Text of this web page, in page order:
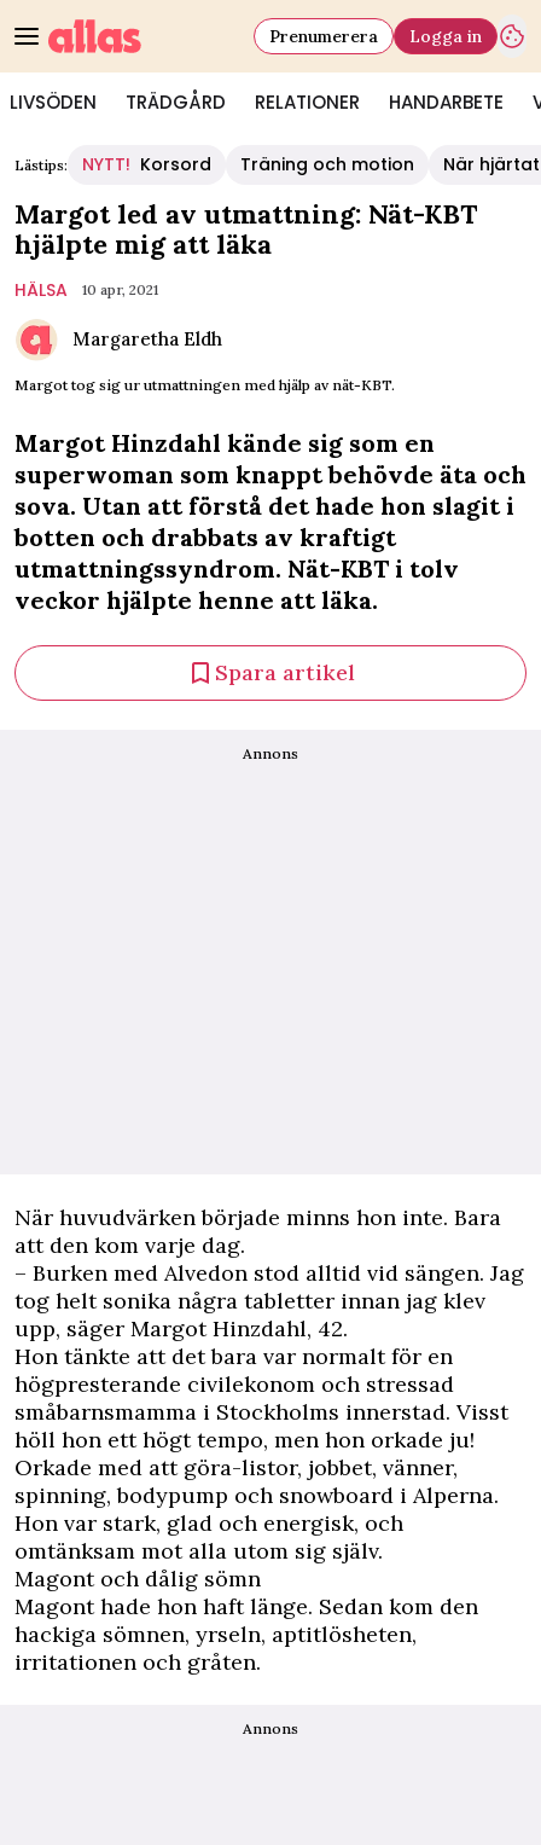
LIVSÖDEN TRÄDGÅRD RELATIONER HANDARBETE
Prenumerera Logga in
Lästips: NYTT! Korsord Träning och motion När
Margot led av utmattning: Nät-KBT
hjälpte mig att läka
HÄLSA 10 apr, 2021
Margaretha Eldh
Margot tog sig ur utmattningen med hjälp av nät-KBT.
Margot Hinzdahl kände sig som en
superwoman som knappt behövde äta och
sova. Utan att förstå det hade hon slagit i
botten och drabbats av kraftigt
utmattningssyndrom. Nät-KBT i tolv
veckor hjälpte henne att läka.
Spara artikel
Annons
När huvudvärken började minns hon inte. Bara
att den kom varje dag.
– Burken med Alvedon stod alltid vid sängen. Jag
tog helt sonika några tabletter innan jag klev
upp, säger Margot Hinzdahl, 42.
Hon tänkte att det bara var normalt för en
högpresterande civilekonom och stressad
småbarnsmamma i Stockholms innerstad. Visst
höll hon ett högt tempo, men hon orkade ju!
Orkade med att göra-listor, jobbet, vänner,
spinning, bodypump och snowboard i Alperna.
Hon var stark, glad och energisk, och
omtänksam mot alla utom sig själv.
Magont och dålig sömn
Magont hade hon haft länge. Sedan kom den
hackiga sömnen, yrseln, aptitlösheten,
irritationen och gråten.
Annons